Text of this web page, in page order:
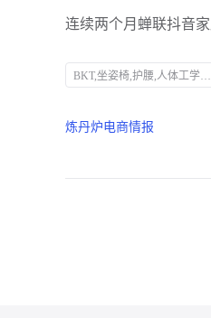
BKT,坐姿椅,护腰,人体工学,抖音,家居家纺,销量,网红,品牌力,电商布局,直播带货,消费者需求
炼丹炉电商情报